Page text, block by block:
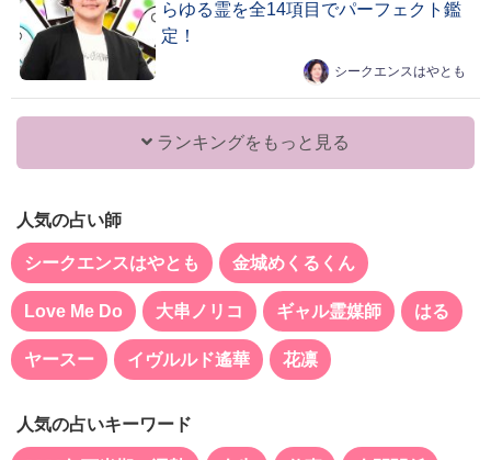
らゆる霊を全14項目でパーフェクト鑑
定！
シークエンスはやとも
ランキングをもっと見る
人気の占い師
シークエンスはやとも 金城めくるくん
Love Me Do 大串ノリコ ギャル霊媒師 はる
ヤースー イヴルルド遙華 花凛
人気の占いキーワード